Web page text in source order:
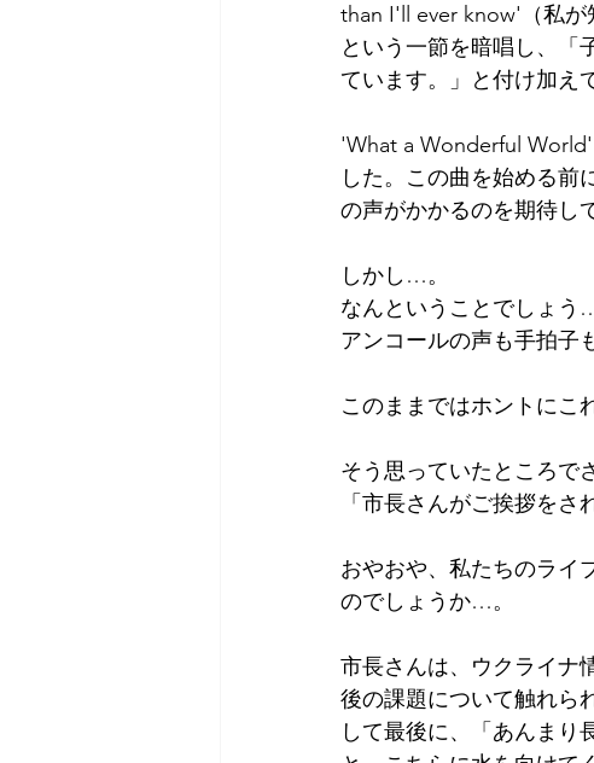
than I'll ever know'（私が
という一節を暗唱し、「
ています。」と付け加え
'What a Wonderful
した。この曲を始める前
の声がかかるのを期待し
しかし…。
なんということでしょう…
アンコールの声も手拍子
このままではホントにこ
そう思っていたところで
「市長さんがご挨拶をさ
おやおや、私たちのライ
のでしょうか…。
市長さんは、ウクライナ
後の課題について触れら
して最後に、「あんまり